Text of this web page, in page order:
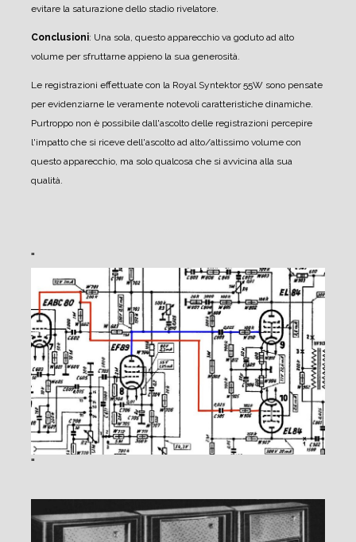
evitare la saturazione dello stadio rivelatore.
Conclusioni: Una sola, questo apparecchio va goduto ad alto
volume per sfruttarne appieno la sua generosità.
Le registrazioni effettuate con la Royal Syntektor 55W sono pensate
per evidenziarne le veramente notevoli caratteristiche dinamiche.
Purtroppo non è possibile dall'ascolto delle registrazioni percepire
l'impatto che si riceve dell'ascolto ad alto/altissimo volume con
questo apparecchio, ma solo qualcosa che si avvicina alla sua
qualità.